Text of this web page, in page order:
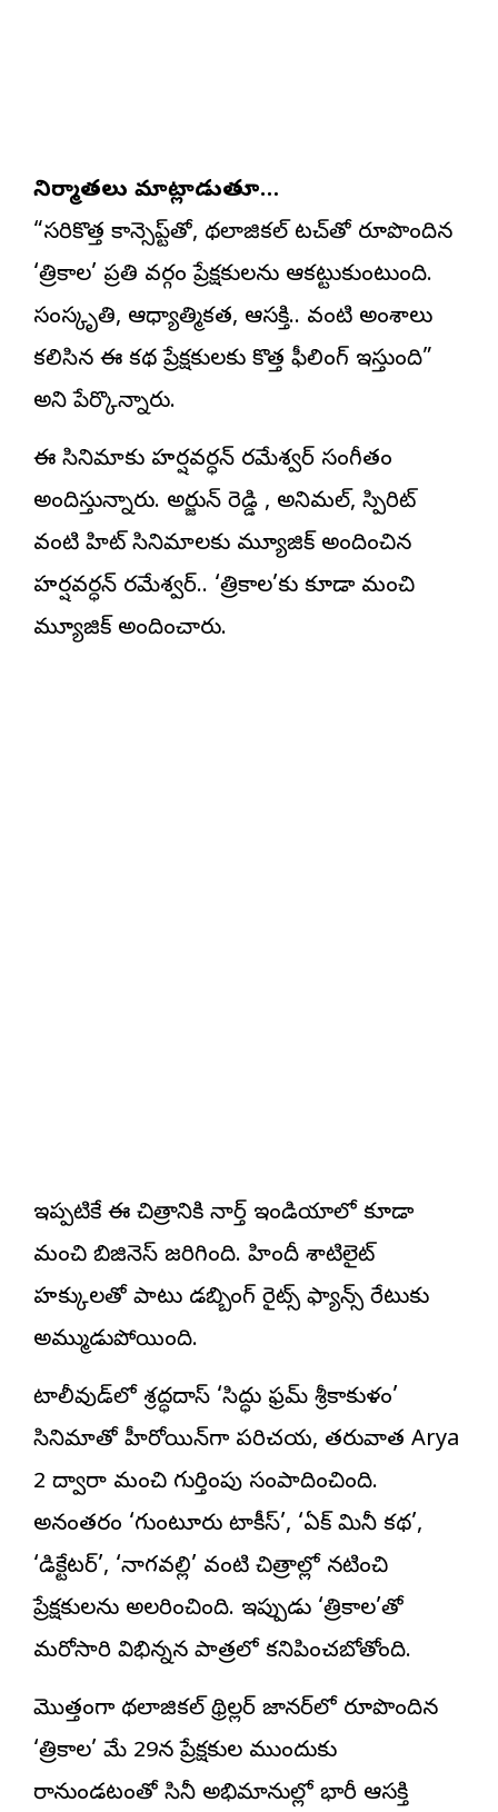
నిర్మాతలు మాట్లాడుతూ…
“సరికొత్త కాన్సెప్ట్‌తో, మైథలాజికల్ టచ్‌తో రూపొందిన
‘త్రికాల’ ప్రతి వర్గం ప్రేక్షకులను ఆకట్టుకుంటుంది.
సంస్కృతి, ఆధ్యాత్మికత, ఆసక్తి.. వంటి అంశాలు
కలిసిన ఈ కథ ప్రేక్షకులకు కొత్త ఫీలింగ్ ఇస్తుంది”
అని పేర్కొన్నారు.
ఈ సినిమాకు హర్షవర్ధన్ రమేశ్వర్ సంగీతం
అందిస్తున్నారు. అర్జున్ రెడ్డి , అనిమల్, స్పిరిట్
వంటి హిట్ సినిమాల‌కు మ్యూజిక్ అందించిన
హర్షవర్ధన్ రమేశ్వర్.. ‘త్రికాల’కు కూడా మంచి
మ్యూజిక్ అందించారు.
ఇప్పటికే ఈ చిత్రానికి నార్త్ ఇండియాలో కూడా
మంచి బిజినెస్ జరిగింది. హిందీ శాటిలైట్
హక్కులతో పాటు డబ్బింగ్ రైట్స్‌ ఫ్యాన్స్ రేటుకు
అమ్ముడుపోయింది.
టాలీవుడ్‌లో శ్రద్ధదాస్ ‘సిద్ధు ఫ్రమ్ శ్రీకాకుళం’
సినిమాతో హీరోయిన్‌గా పరిచయమై, తరువాత Arya
2 ద్వారా మంచి గుర్తింపు సంపాదించింది.
అనంతరం ‘గుంటూరు టాకీస్’, ‘ఏక్ మినీ కథ’,
‘డిక్టేటర్’, ‘నాగవల్లి’ వంటి చిత్రాల్లో నటించి
ప్రేక్షకులను అలరించింది. ఇప్పుడు ‘త్రికాల’తో
మరోసారి విభిన్నమైన పాత్రలో కనిపించబోతోంది.
మొత్తంగా మైథలాజికల్ థ్రిల్లర్ జానర్‌లో రూపొందిన
‘త్రికాల’ మే 29న ప్రేక్షకుల ముందుకు
రానుండటంతో సినీ అభిమానుల్లో భారీ ఆసక్తి